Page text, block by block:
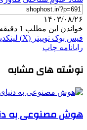
۱۴۰۳/۰۸/۲۶
خواندن این مطلب 1 دقیقه زمان میبرد
فیس بوک توییتر (X)
رایانامه چاپ
نوشته های مشابه
هوش مصنوعی به